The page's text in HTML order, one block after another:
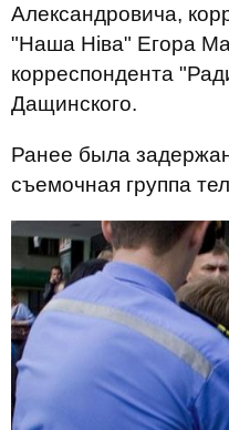
Александровича,
"Наша Нiва" Егора
корреспондента
Дащинского.
Ранее была
съемочная группа